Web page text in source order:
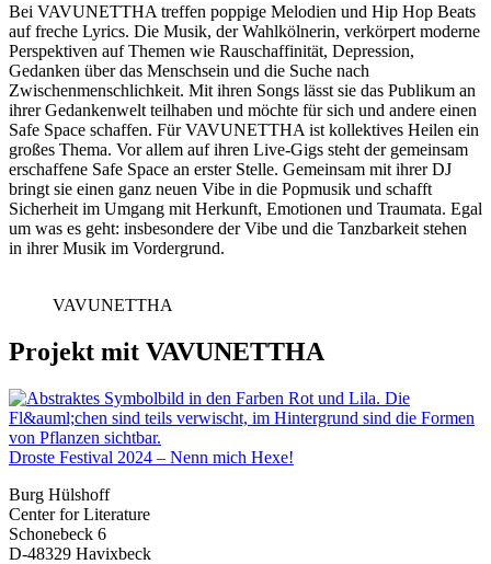
Bei VAVUNETTHA treffen poppige Melodien und Hip Hop Beats
auf freche Lyrics. Die Musik, der Wahlkölnerin, verkörpert moderne
Perspektiven auf Themen wie Rauschaffinität, Depression,
Gedanken über das Menschsein und die Suche nach
Zwischenmenschlichkeit. Mit ihren Songs lässt sie das Publikum an
ihrer Gedankenwelt teilhaben und möchte für sich und andere einen
Safe Space schaffen. Für VAVUNETTHA ist kollektives Heilen ein
großes Thema. Vor allem auf ihren Live-Gigs steht der gemeinsam
erschaffene Safe Space an erster Stelle. Gemeinsam mit ihrer DJ
bringt sie einen ganz neuen Vibe in die Popmusik und schafft
Sicherheit im Umgang mit Herkunft, Emotionen und Traumata. Egal
um was es geht: insbesondere der Vibe und die Tanzbarkeit stehen
in ihrer Musik im Vordergrund.
VAVUNETTHA
Projekt mit VAVUNETTHA
Droste Festival 2024 – Nenn mich Hexe!
Burg Hülshoff
Center for Literature
Schonebeck 6
D-48329 Havixbeck